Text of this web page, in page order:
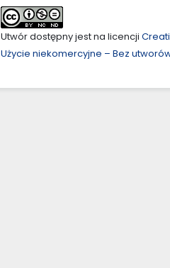
Utwór dostępny jest na licencji
Użycie niekomercyjne – Bez